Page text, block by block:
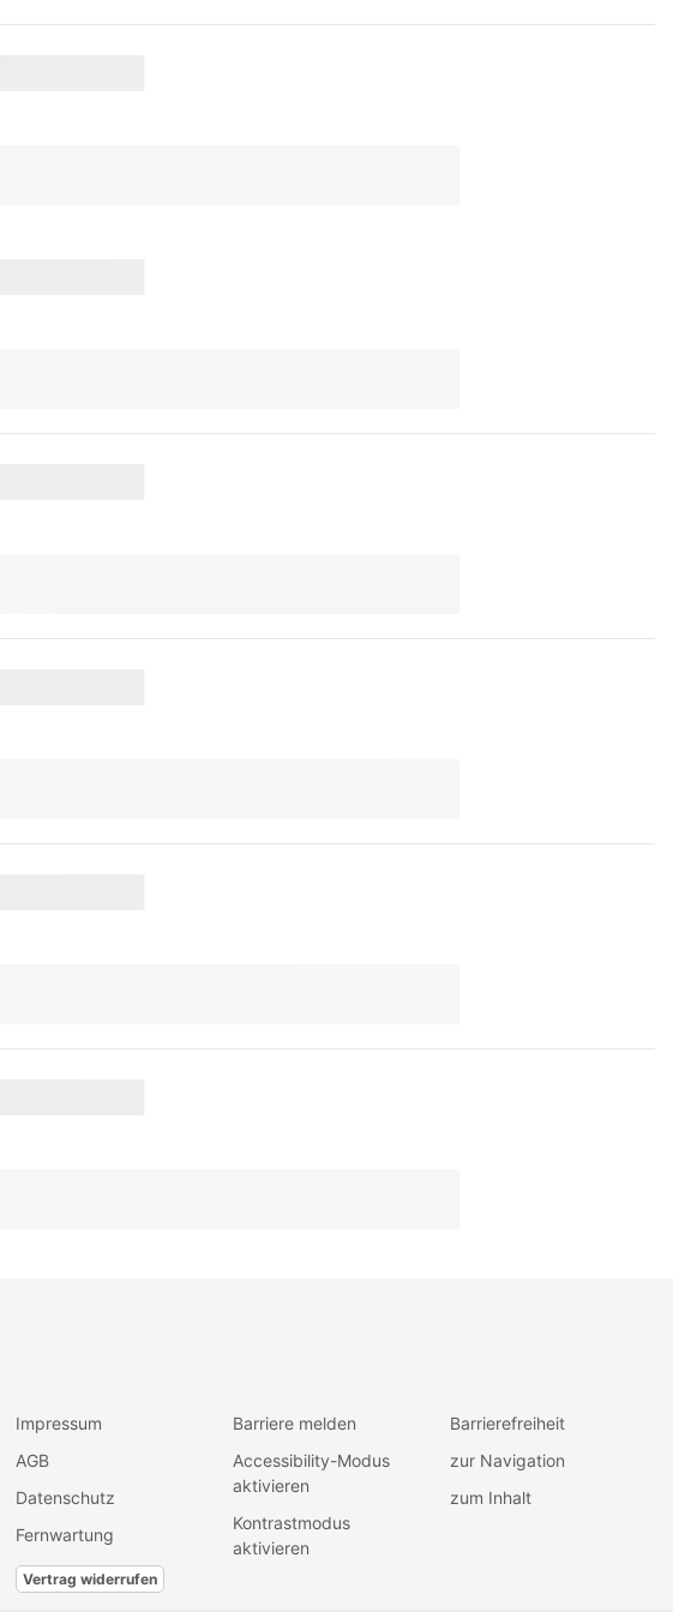
Impressum
AGB
Datenschutz
Fernwartung
Vertrag widerrufen
Barriere melden
Accessibility-Modus
aktivieren
Kontrastmodus
aktivieren
Barrierefreiheit
zur Navigation
zum Inhalt